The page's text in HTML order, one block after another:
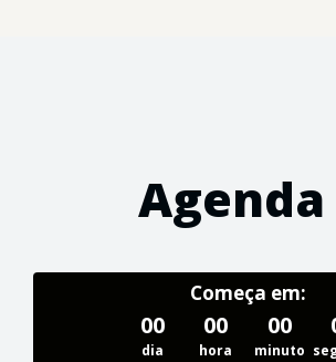
Agenda
Começa em:
00
dia
00
hora
00
minuto